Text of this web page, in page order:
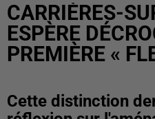
CARRIÈRES-
ESPÈRE
PREMIÈRE «
Cette distinction